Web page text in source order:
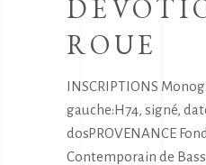
ROUE
INSCRIPTIONS
gauche:H74, signé,
dosPROVENANCE
Contemporain de